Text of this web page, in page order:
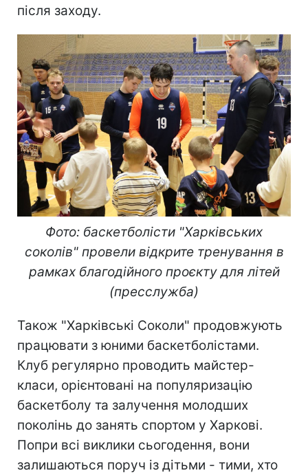
після заходу.
Фото: баскетболісти "Харківських
соколів" провели відкрите тренування в
рамках благодійного проєкту для літей
(пресслужба)
Також "Харківські Соколи" продовжують
працювати з юними баскетболістами.
Клуб регулярно проводить майстер-
класи, орієнтовані на популяризацію
баскетболу та залучення молодших
поколінь до занять спортом у Харкові.
Попри всі виклики сьогодення, вони
залишаються поруч із дітьми - тими, хто